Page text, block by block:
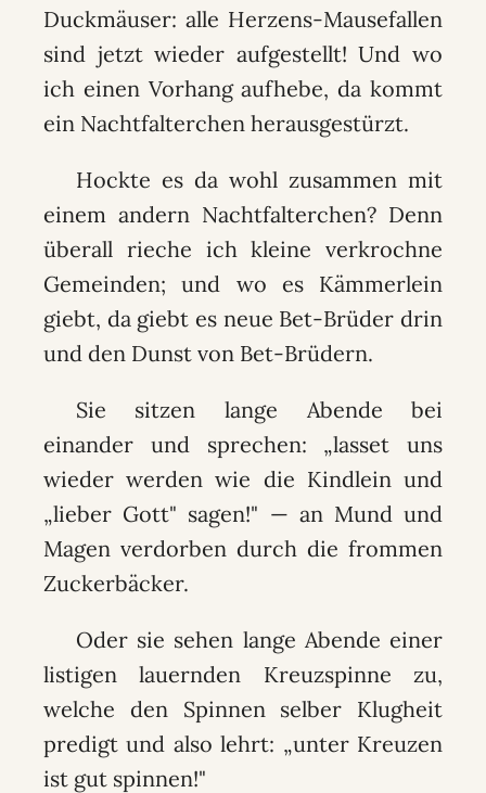
Duckmäuser: alle Herzens-Mausefallen
sind jetzt wieder aufgestellt! Und wo
ich einen Vorhang aufhebe, da kommt
ein Nachtfalterchen herausgestürzt.
Hockte es da wohl zusammen mit
einem andern Nachtfalterchen? Denn
überall rieche ich kleine verkrochne
Gemeinden; und wo es Kämmerlein
giebt, da giebt es neue Bet-Brüder drin
und den Dunst von Bet-Brüdern.
Sie sitzen lange Abende bei
einander und sprechen: „lasset uns
wieder werden wie die Kindlein und
„lieber Gott" sagen!" — an Mund und
Magen verdorben durch die frommen
Zuckerbäcker.
Oder sie sehen lange Abende einer
listigen lauernden Kreuzspinne zu,
welche den Spinnen selber Klugheit
predigt und also lehrt: „unter Kreuzen
ist gut spinnen!"